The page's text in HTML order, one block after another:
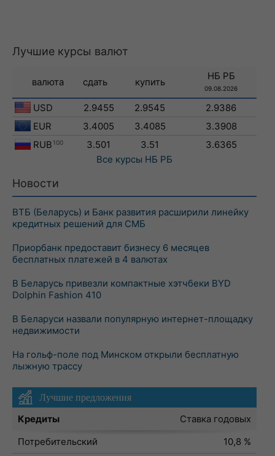
Лучшие курсы валют
валюта сдать купить
НБ РБ
09.08.2026
USD 2.9455 2.9545
2.9386
EUR
3.4005 3.4085
3.3908
RUB 100 3.501 3.51
3.6365
Все курсы НБ РБ
Новости
ВТБ (Беларусь) и Банк развития расширили линейку
кредитных решений для СМБ
Приорбанк предоставит бизнесу 6 месяцев
бесплатных платежей в 4 валютах
В Беларусь привезли компактные хэтчбеки BYD
Dolphin Fashion 410
В Беларуси назвали популярную интернет-площадку
недвижимости
На гольф-поле под Минском открыли бесплатную
лыжную трассу
Лучшие предложения
Кредиты
Ставка годовых
Потребительский
10,8 %